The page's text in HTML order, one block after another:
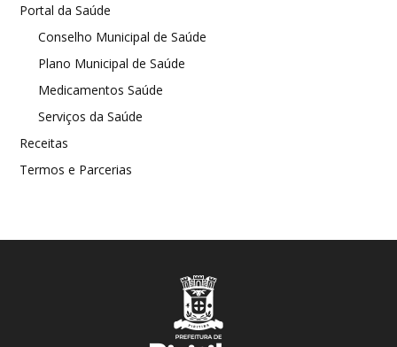
Portal da Saúde
Conselho Municipal de Saúde
Plano Municipal de Saúde
Medicamentos Saúde
Serviços da Saúde
Receitas
Termos e Parcerias